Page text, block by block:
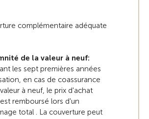
complémentaire adéquate
de la valeur à neuf:
les sept premières années
en cas de coassurance
à neuf, le prix d'achat
remboursé lors d'un
total . La couverture peut